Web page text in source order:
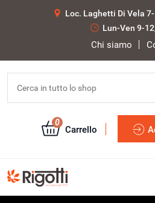
Loc. Laghetti Di Vela
Lun-Ven 9-
Chi siamo
0
Carrello